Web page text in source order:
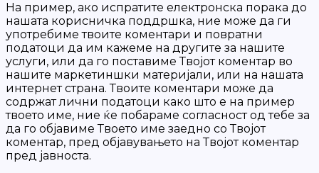
На пример, ако испратите електронска порака до
нашата корисничка поддршка, ние може да ги
употребиме твоите коментари и повратни
податоци да им кажеме на другите за нашите
услуги, или да го поставиме Твојот коментар во
нашите маркетиншки материјали, или на нашата
интернет страна. Твоите коментари може да
содржат лични податоци како што е на пример
твоето име, ние ќе побараме согласност од тебе за
да го објавиме Твоето име заедно со Твојот
коментар, пред објавувањето на Твојот коментар
пред јавноста.